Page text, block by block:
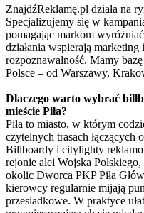
ZnajdźReklamę.pl działa na
Specjalizujemy się w
pomagając markom
działania wspierają
rozpoznawalność. Mamy
Polsce – od Warszawy,
Dlaczego warto wybrać
mieście Piła?
Piła to miasto, w którym
czytelnych trasach łączących
Billboardy i citylighty
rejonie alei Wojska
okolic Dworca PKP Piła
kierowcy regularnie mijają
przesiadkowe. W praktyce